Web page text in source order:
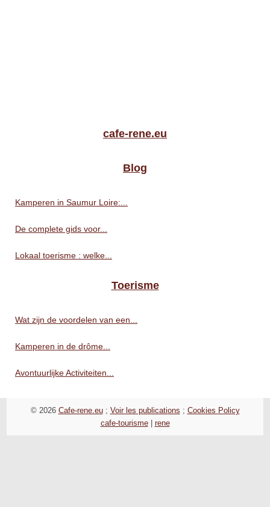
cafe-rene.eu
Blog
Kamperen in Saumur Loire:...
De complete gids voor...
Lokaal toerisme : welke...
Toerisme
Wat zijn de voordelen van een...
Kamperen in de drôme...
Avontuurlijke Activiteiten...
© 2026 Cafe-rene.eu; Voir les publications ; Cookies Policy
cafe-tourisme| rene